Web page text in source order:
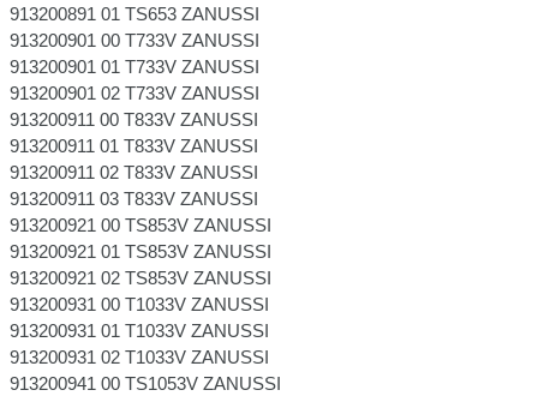
913200891 01 TS653 ZANUSSI
913200901 00 T733V ZANUSSI
913200901 01 T733V ZANUSSI
913200901 02 T733V ZANUSSI
913200911 00 T833V ZANUSSI
913200911 01 T833V ZANUSSI
913200911 02 T833V ZANUSSI
913200911 03 T833V ZANUSSI
913200921 00 TS853V ZANUSSI
913200921 01 TS853V ZANUSSI
913200921 02 TS853V ZANUSSI
913200931 00 T1033V ZANUSSI
913200931 01 T1033V ZANUSSI
913200931 02 T1033V ZANUSSI
913200941 00 TS1053V ZANUSSI